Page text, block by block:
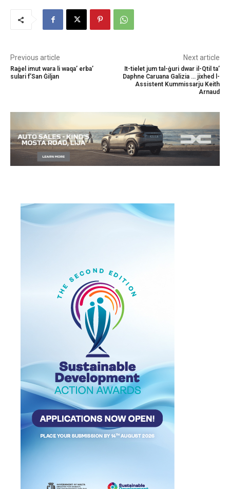
Previous article
Raġel imut wara li waqa’ erba’
sulari f’San Ġiljan
Next article
It-tielet jum tal-ġuri dwar il-Qtil ta’
Daphne Caruana Galizia … jixhed l-
Assistent Kummissarju Keith
Arnaud